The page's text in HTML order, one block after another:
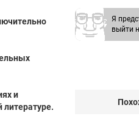
Я
выйти
и